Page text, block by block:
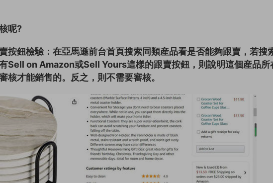
呢?
按鈕檢驗：在亞馬遜前台首頁搜索同類産品看是否能夠跟賣，若搜
Sell on Amazon或Sell Yours這樣的跟賣按鈕，則說明這個産品所
核才能銷售的。反之，則不需要審核。